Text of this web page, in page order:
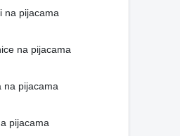
na pijacama
na pijacama
na pijacama
pijacama